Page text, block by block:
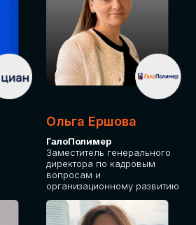
Ольга Ершова
ГалоПолимер
Заместитель генерального
директора по кадровым
вопросам и
организационному развитию